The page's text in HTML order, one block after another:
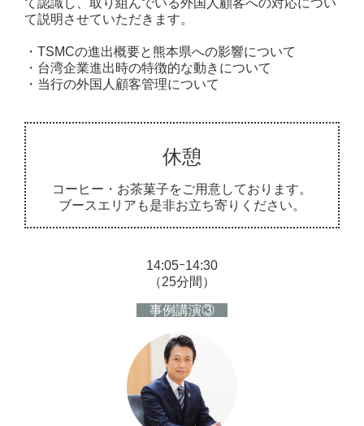
て認識し、取り組んでいる外国人顧客への対応につい
て説明させていただきます。
・TSMCの進出概要と熊本県への影響について
・台湾企業進出時の特徴的な動きについて
・当行の外国人顧客管理について
休憩
コーヒー・お茶菓子をご用意しております。
ブースエリアも是非お立ち寄りください。
14:05ｰ14:30
（25分間）
事例講演③